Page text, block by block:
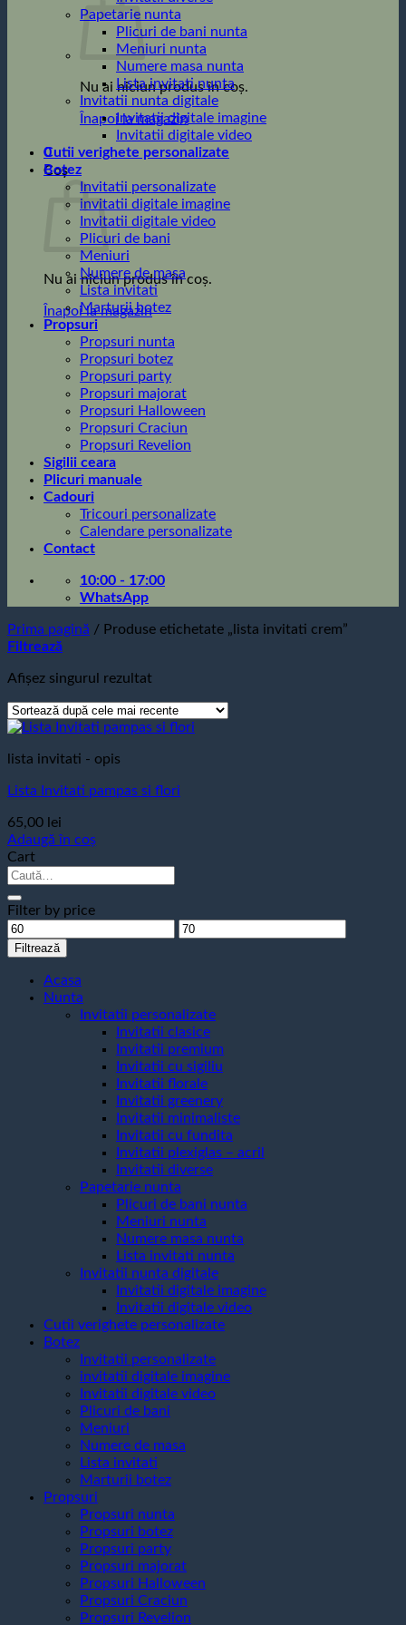
Nu ai niciun produs în coș.
Înapoi la magazin
0
Coș
Nu ai niciun produs în coș.
Înapoi la magazin
Papetarie nunta
Plicuri de bani nunta
Meniuri nunta
Numere masa nunta
Lista invitati nunta
Invitatii nunta digitale
Invitatii digitale imagine
Invitatii digitale video
Cutii verighete personalizate
Botez
Invitatii personalizate
invitatii digitale imagine
Invitatii digitale video
Plicuri de bani
Meniuri
Numere de masa
Lista invitati
Marturii botez
Propsuri
Propsuri nunta
Propsuri botez
Propsuri party
Propsuri majorat
Propsuri Halloween
Propsuri Craciun
Propsuri Revelion
Sigilii ceara
Plicuri manuale
Cadouri
Tricouri personalizate
Calendare personalizate
Contact
10:00 - 17:00
WhatsApp
Prima pagină / Produse etichetate „lista invitati crem”
Filtrează
Afișez singurul rezultat
lista invitati - opis
Lista Invitati pampas si flori
65,00 lei
Adaugă în coș
Cart
Caută
Filter by price
Preț
minim
Preț
Filtrează
Acasa
Nunta
Invitatii personalizate
Invitatii clasice
Invitatii premium
Invitatii cu sigiliu
Invitatii florale
Invitatii greenery
Invitatii minimaliste
Invitatii cu fundita
Invitatii plexiglas – acril
Invitatii diverse
Papetarie nunta
Plicuri de bani nunta
Meniuri nunta
Numere masa nunta
Lista invitati nunta
Invitatii nunta digitale
Invitatii digitale imagine
Invitatii digitale video
Cutii verighete personalizate
Botez
Invitatii personalizate
invitatii digitale imagine
Invitatii digitale video
Plicuri de bani
Meniuri
Numere de masa
Lista invitati
Marturii botez
Propsuri
Propsuri nunta
Propsuri botez
Propsuri party
Propsuri majorat
Propsuri Halloween
Propsuri Craciun
Propsuri Revelion